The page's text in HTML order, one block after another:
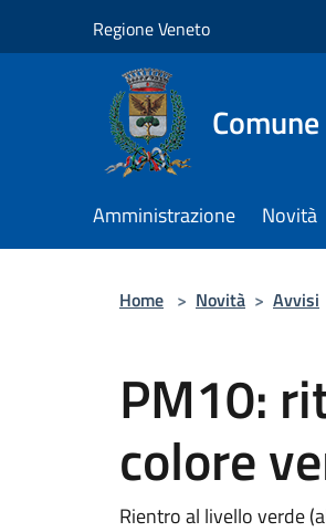
Regione Veneto
Amministrazione Novità
Home > Novità > Avvisi
PM10:
colore
Rientro al livello verde